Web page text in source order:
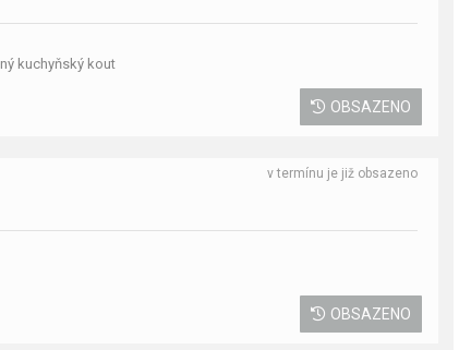
kuchyňský kout
OBSAZENO
v termínu je již obsazeno
OBSAZENO